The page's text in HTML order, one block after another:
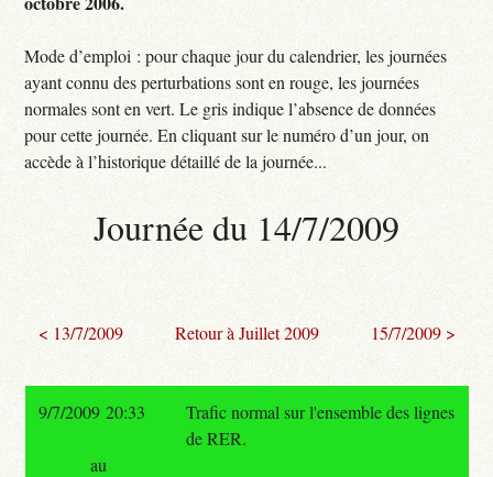
Mode d’emploi : pour chaque jour du calendrier, les journées
ayant connu des perturbations sont en rouge, les journées
normales sont en vert. Le gris indique l’absence de données
pour cette journée. En cliquant sur le numéro d’un jour, on
accède à l’historique détaillé de la journée...
Journée du 14/7/2009
< 13/7/2009 Retour à Juillet 2009 15/7/2009 >
9/7/2009 20:33
Trafic normal sur l'ensemble des lignes
de RER.
au